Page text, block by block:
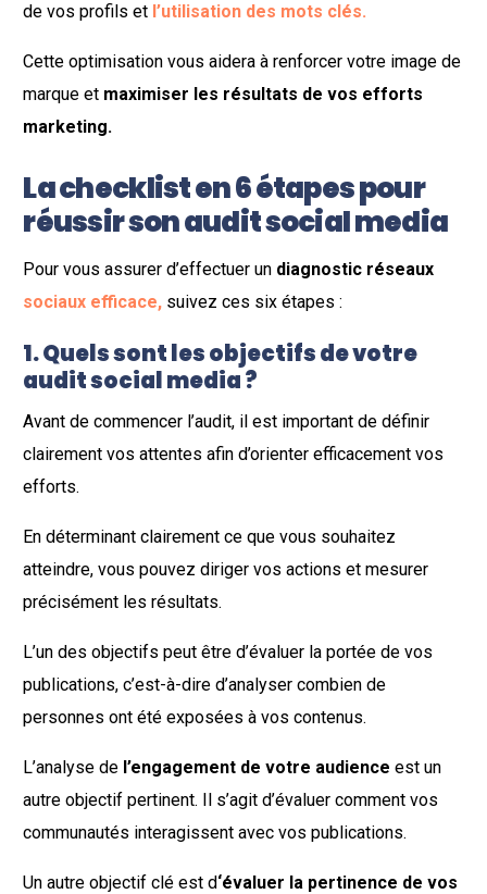
de vos profils et l’utilisation des mots clés.
Cette optimisation vous aidera à renforcer votre image de
marque et maximiser les résultats de vos efforts
marketing.
La checklist en 6 étapes pour
réussir son audit social media
Pour vous assurer d’effectuer un diagnostic réseaux
sociaux efficace, suivez ces six étapes :
1. Quels sont les objectifs de votre
audit social media ?
Avant de commencer l’audit, il est important de définir
clairement vos attentes afin d’orienter efficacement vos
efforts.
En déterminant clairement ce que vous souhaitez
atteindre, vous pouvez diriger vos actions et mesurer
précisément les résultats.
L’un des objectifs peut être d’évaluer la portée de vos
publications, c’est-à-dire d’analyser combien de
personnes ont été exposées à vos contenus.
L’analyse de l’engagement de votre audience est un
autre objectif pertinent. Il s’agit d’évaluer comment vos
communautés interagissent avec vos publications.
Un autre objectif clé est d‘évaluer la pertinence de vos